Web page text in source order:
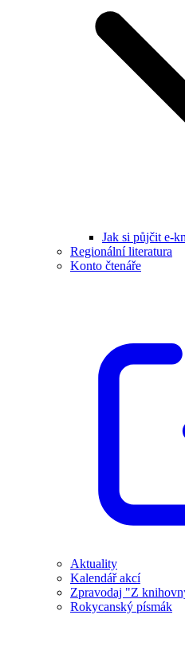
Jak si půjčit e-
Regionální literatura
Konto čtenáře
Aktuality
Kalendář akcí
Zpravodaj "Z
Rokycanský písmák